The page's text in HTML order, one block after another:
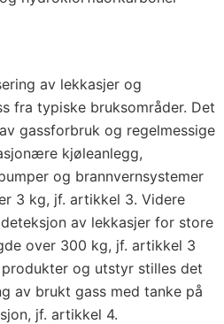
av lekkasjer og
fra typiske bruksområder. Det
gassforbruk og regelmessige
kjøleanlegg,
og brannvernsystemer
3 kg, jf. artikkel 3. Videre
av lekkasjer for store
over 300 kg, jf. artikkel 3
og utstyr stilles det
av brukt gass med tanke på
jf. artikkel 4.